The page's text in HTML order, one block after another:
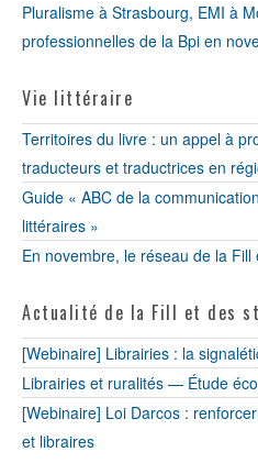
Pluralisme à Strasbourg, EMI à
professionnelles de la Bpi en
Vie littéraire
Territoires du livre : un appel à
traducteurs et traductrices en
Guide « ABC de la
littéraires »
En novembre, le réseau de la Fill
Actualité de la Fill et des
[Webinaire] Librairies : la
Librairies et ruralités — Étude
[Webinaire] Loi Darcos :
et libraires